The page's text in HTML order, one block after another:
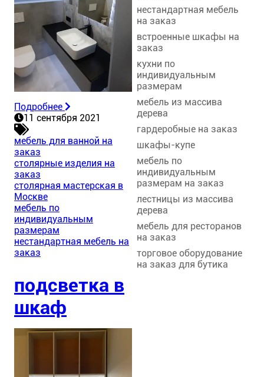
Подробнее
11 сентября 2021
мебель для ванной на
заказ
столярные изделия на
заказ
столярная мастерская в
Москве
мебель по
индивидуальным
размерам
нестандартная мебель на
заказ
подсветка в
шкаф
нестандартная мебель
на заказ
встроенные шкафы на
заказ
кухни по
индивидуальным
размерам
мебель из массива
дерева
гардеробные на заказ
шкафы-купе
мебель по
индивидуальным
размерам на заказ
лестницы из массива
дерева
мебель для ресторанов
на заказ
торговое оборудование
на заказ для бутика